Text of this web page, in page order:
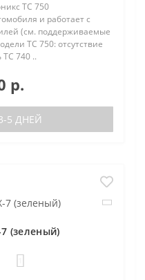
TC 750
и работает с
(см. поддерживаемые
TC 750: отсутствие
740 ..
р.
5 ДНЕЙ
(зеленый)